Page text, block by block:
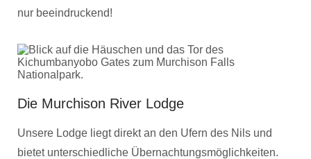
nur beeindruckend!
Die Murchison River Lodge
Unsere Lodge liegt direkt an den Ufern des Nils und
bietet unterschiedliche Übernachtungsmöglichkeiten.